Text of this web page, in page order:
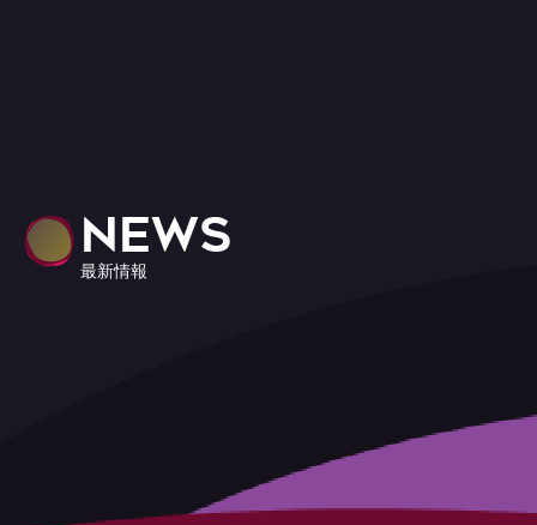
NEWS
最新情報